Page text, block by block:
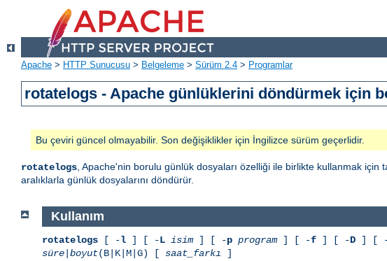
Apache > HTTP Sunucusu > Belgeleme > Sürüm 2.4 > Programlar
rotatelogs - Apache günlüklerini döndürmek için
Bu çeviri güncel olmayabilir. Son değişiklikler için İngilizce sürüm geçerlidir.
rotatelogs, Apache'nin borulu günlük dosyaları özelliği ile birlikte kullanmak için
aralıklarla günlük dosyalarını döndürür.
Kullanım
rotatelogs [ -l ] [ -L isim ] [ -p program ] [ -f ] [ -D ] [
süre boyut(B|K|M|G) [ saat_farkı ]